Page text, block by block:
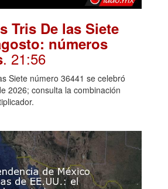
Tris De las Siete
números
. 21:56
Siete número 36441 se celebró
2026; consulta la combinación